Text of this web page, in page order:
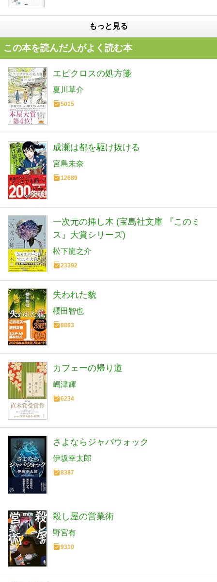
もっと見る
この本を読んだ人がよく読む本
エピクロスの処方箋
夏川草介
5015
成瀬は都を駆け抜ける
宮島未奈
12689
一次元の挿し木 (宝島社文庫 『このミ
ス』大賞シリーズ)
松下龍之介
23392
失われた貌
櫻田智也
8883
カフェーの帰り道
嶋津輝
6234
さよならジャバウォック
伊坂幸太郎
8387
殺し屋の営業術
野宮有
9310